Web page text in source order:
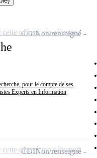
pour le compte de ses
Experts en Information
CDINon renseigné
offre à ma sélection
CDINon renseigné
offre à ma sélection